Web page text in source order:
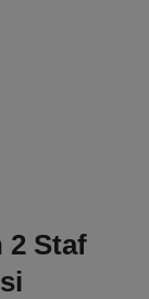
2 Staf